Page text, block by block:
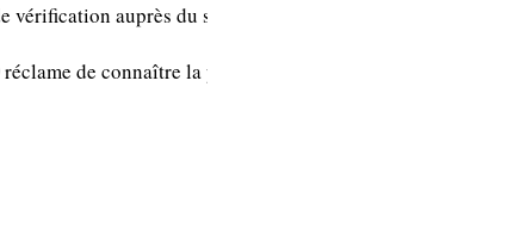
auprès du service
de connaître la position